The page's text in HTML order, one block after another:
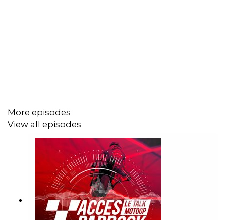
More episodes
View all episodes